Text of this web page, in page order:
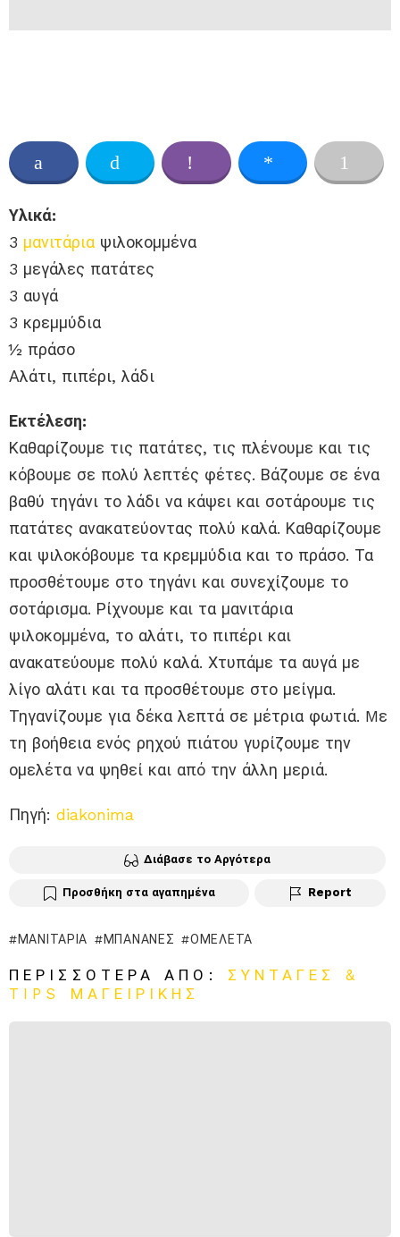
Υλικά:
3 μανιτάρια ψιλοκομμένα
3 μεγάλες πατάτες
3 αυγά
3 κρεμμύδια
½ πράσο
Αλάτι, πιπέρι, λάδι
Εκτέλεση:
Καθαρίζουμε τις πατάτες, τις πλένουμε και τις
κόβουμε σε πολύ λεπτές φέτες. Βάζουμε σε ένα
βαθύ τηγάνι το λάδι να κάψει και σοτάρουμε τις
πατάτες ανακατεύοντας πολύ καλά. Καθαρίζουμε
και ψιλοκόβουμε τα κρεμμύδια και το πράσο. Τα
προσθέτουμε στο τηγάνι και συνεχίζουμε το
σοτάρισμα. Ρίχνουμε και τα μανιτάρια
ψιλοκομμένα, το αλάτι, το πιπέρι και
ανακατεύουμε πολύ καλά. Χτυπάμε τα αυγά με
λίγο αλάτι και τα προσθέτουμε στο μείγμα.
Τηγανίζουμε για δέκα λεπτά σε μέτρια φωτιά. Mε
τη βοήθεια ενός ρηχού πιάτου γυρίζουμε την
ομελέτα να ψηθεί και από την άλλη μεριά.
Πηγή: diakonima
Διάβασε το Αργότερα
Προσθήκη στα αγαπημένα Report
ΜΑΝΙΤΆΡΙΑ ΜΠΑΝΆΝΕΣ ΟΜΕΛΈΤΑ
ΠΕΡΙΣΣΌΤΕΡΑ ΑΠΌ: ΣΥΝΤΑΓΈΣ &
TIPS ΜΑΓΕΙΡΙΚΉΣ